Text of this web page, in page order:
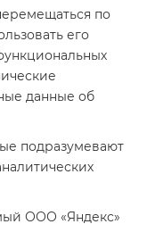
по
его
данные об
подразумевают
ООО «Яндекс»